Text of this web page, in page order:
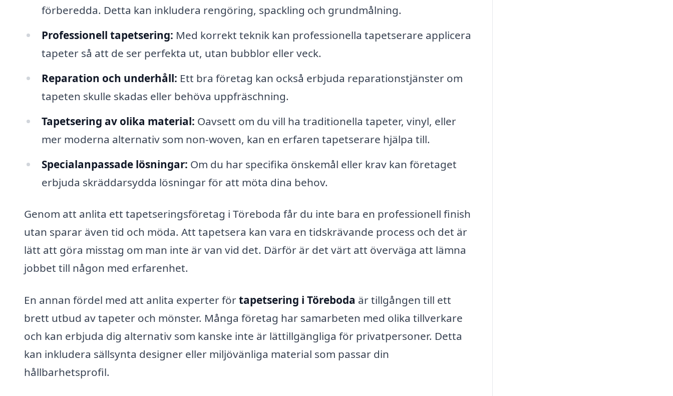
förberedda. Detta kan inkludera rengöring, spackling och grundmålning.
Professionell tapetsering: Med korrekt teknik kan professionella tapetserare applicera
tapeter så att de ser perfekta ut, utan bubblor eller veck.
Reparation och underhåll: Ett bra företag kan också erbjuda reparationstjänster om
tapeten skulle skadas eller behöva uppfräschning.
Tapetsering av olika material: Oavsett om du vill ha traditionella tapeter, vinyl, eller
mer moderna alternativ som non-woven, kan en erfaren tapetserare hjälpa till.
Specialanpassade lösningar: Om du har specifika önskemål eller krav kan företaget
erbjuda skräddarsydda lösningar för att möta dina behov.
Genom att anlita ett tapetseringsföretag i Töreboda får du inte bara en professionell finish
utan sparar även tid och möda. Att tapetsera kan vara en tidskrävande process och det är
lätt att göra misstag om man inte är van vid det. Därför är det värt att överväga att lämna
jobbet till någon med erfarenhet.
En annan fördel med att anlita experter förtapetsering i Töreboda är tillgången till ett
brett utbud av tapeter och mönster. Många företag har samarbeten med olika tillverkare
och kan erbjuda dig alternativ som kanske inte är lättillgängliga för privatpersoner. Detta
kan inkludera sällsynta designer eller miljövänliga material som passar din
hållbarhetsprofil.